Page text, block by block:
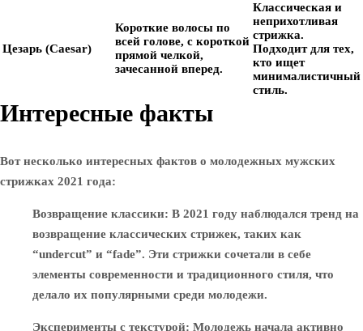
Цезарь (Caesar)
Короткие волосы по
всей голове, с короткой
прямой челкой,
зачесанной вперед.
Классическая и
неприхотливая
стрижка.
Подходит для тех,
кто ищет
минималистичный
стиль.
Интересные факты
Вот несколько интересных фактов о молодежных мужских
стрижках 2021 года:
Возвращение классики: В 2021 году наблюдался тренд на
возвращение классических стрижек, таких как
“undercut” и “fade”. Эти стрижки сочетали в себе
элементы современности и традиционного стиля, что
делало их популярными среди молодежи.
Эксперименты с текстурой: Молодежь начала активно